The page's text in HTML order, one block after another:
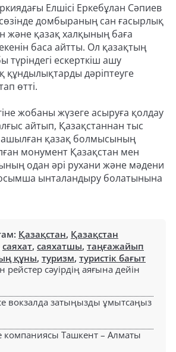
Елшісі Еркебұлан Сәпиев
сөзінде домбыраның сан ғасырлық
және қазақ халқының баға
баса айтты. Ол қазақтың
түріндегі ескерткіш ашу
құндылықтарды дәріптеуге
өтті.
жобаны жүзеге асыруға қолдау
айтып, Қазақстаннан тыс
қазақ болмысының
монумент Қазақстан мен
одан әрі рухани және мәдени
ынталандыру болатынына
Қазақстан, Қазақстан
саяхат, саяхатшы, таңғажайып
құны, туризм, туристік бағыт
сәуірдің аяғына дейін
вокзалда затыңызды ұмытсаңыз
компаниясы Ташкент – Алматы